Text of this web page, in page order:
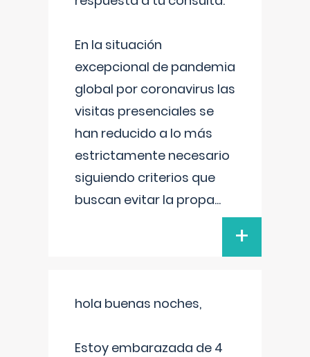
En la situación
excepcional de pandemia
global por coronavirus las
visitas presenciales se
han reducido a lo más
estrictamente necesario
siguiendo criterios que
buscan evitar la propa...
+
hola buenas noches,
Estoy embarazada de 4